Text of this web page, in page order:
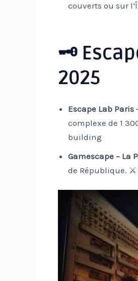
couverts ou sur
🗝️
2025
Escape Lab Paris
complexe de 1
building
Gamescape – La
de République. ⚔️